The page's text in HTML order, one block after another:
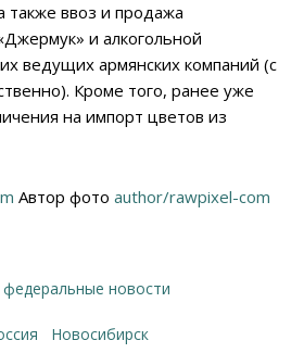
также ввоз и продажа
и алкогольной
ведущих армянских компаний (с
Кроме того, ранее уже
на импорт цветов из
Автор фото author/rawpixel-com
федеральные новости
Новосибирск